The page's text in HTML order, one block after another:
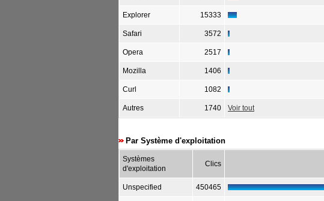
Explorer 15333
Safari 3572
Opera 2517
Mozilla 1406
Curl 1082
Autres 1740 Voir tout
Par Système d'exploitation
Systèmes
d'exploitation
Clics
Unspecified 450465